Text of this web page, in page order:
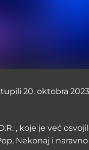
20. oktobra
, koje je već
Nekonaj i